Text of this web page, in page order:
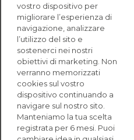
Abbiamo uffici in Francia, Stati
Mauritius, Polonia, Canada,
Singapore.
CONTATTACI
SOLUZIONI
ENTERPRISE
vostro dispositivo per
migliorare l’esperienza di
navigazione, analizzare
l’utilizzo del sito e
sostenerci nei nostri
obiettivi di marketing. Non
verranno memorizzati
cookies sul vostro
dispositivo continuando a
navigare sul nostro sito.
Manteniamo la tua scelta
registrata per 6 mesi. Puoi